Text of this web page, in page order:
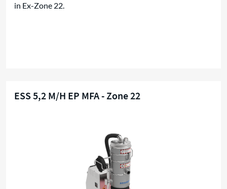
in Ex-Zone 22.
ESS 5,2 M/H EP MFA - Zone 22